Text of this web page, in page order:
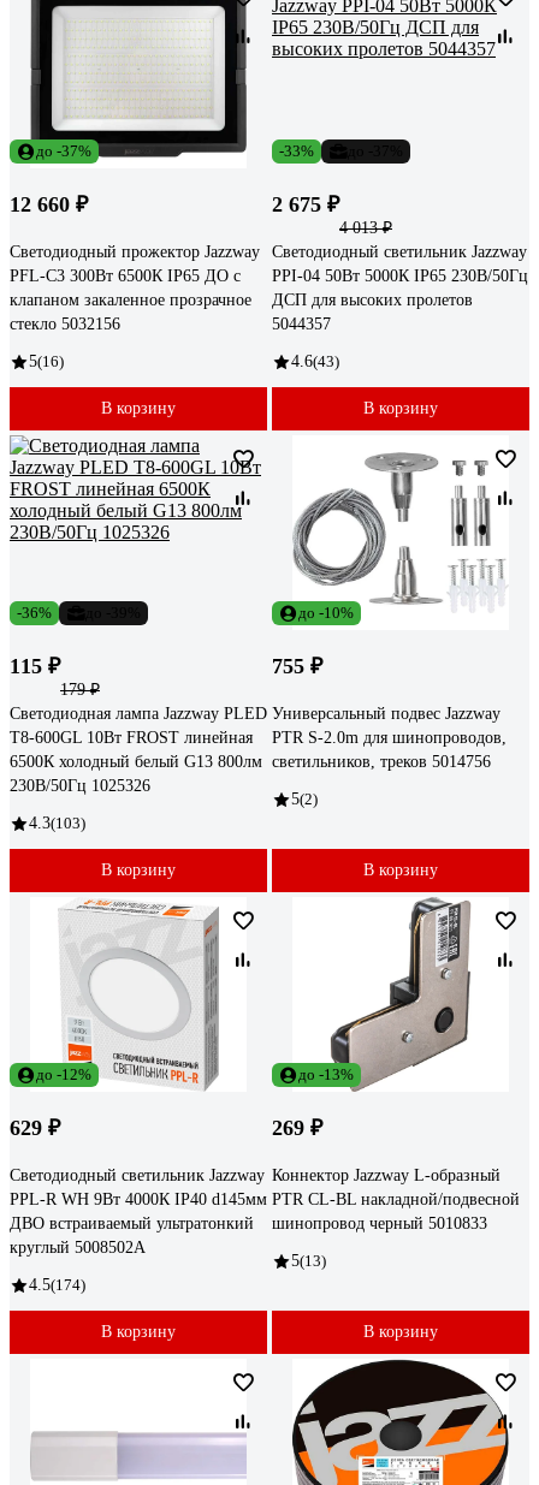
до -37%
12 660 ₽
Светодиодный прожектор Jazzway
PFL-C3 300Вт 6500К IP65 ДО с
клапаном закаленное прозрачное
стекло 5032156
5(16)
В корзину
-33%
2 675 ₽
4 013 ₽
Светодиодный светильник Jazzway
PPI-04 50Вт 5000К IP65 230В/50Гц
ДСП для высоких пролетов
5044357
4.6(43)
В корзину
-36%
115 ₽
179 ₽
Светодиодная лампа Jazzway PLED
T8-600GL 10Вт FROST линейная
6500К холодный белый G13 800лм
230В/50Гц 1025326
4.3(103)
В корзину
до -10%
755 ₽
Универсальный подвес Jazzway
PTR S-2.0m для шинопроводов,
светильников, треков 5014756
5(2)
В корзину
до -12%
629 ₽
Светодиодный светильник Jazzway
PPL-R WH 9Вт 4000К IP40 d145мм
ДВО встраиваемый ультратонкий
круглый 5008502A
4.5(174)
В корзину
до -13%
269 ₽
Коннектор Jazzway L-образный
PTR CL-BL накладной/подвесной
шинопровод черный 5010833
5(13)
В корзину